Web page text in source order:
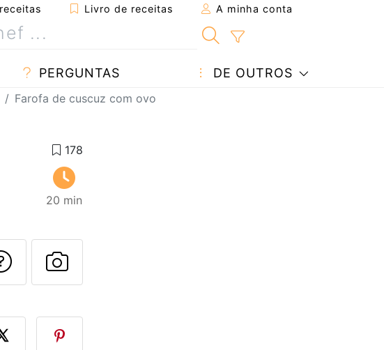
Livro de receitas A minha conta
PERGUNTAS DE OUTROS
Farofa de cuscuz com ovo
20 min
receita a um amigo
esta página
Falar com o autor da receita
Fez esta receita? Compartilhe